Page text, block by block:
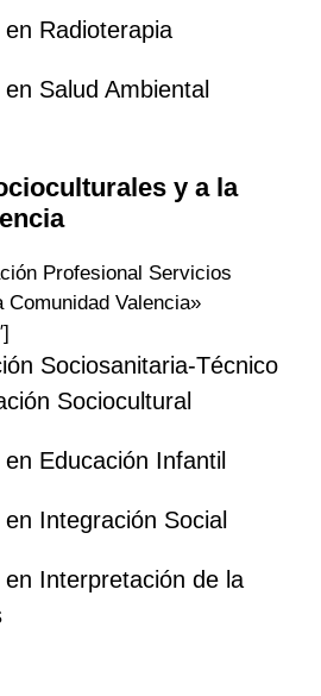
Radioterapia
Salud Ambiental
y a la
Profesional Servicios
Valencia»
Sociosanitaria-Técnico
Sociocultural
Educación Infantil
Integración Social
Interpretación de la